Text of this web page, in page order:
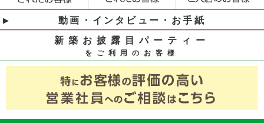
動画・インタビュー・お手紙
新築お披露目パーティー
をご利用のお客様